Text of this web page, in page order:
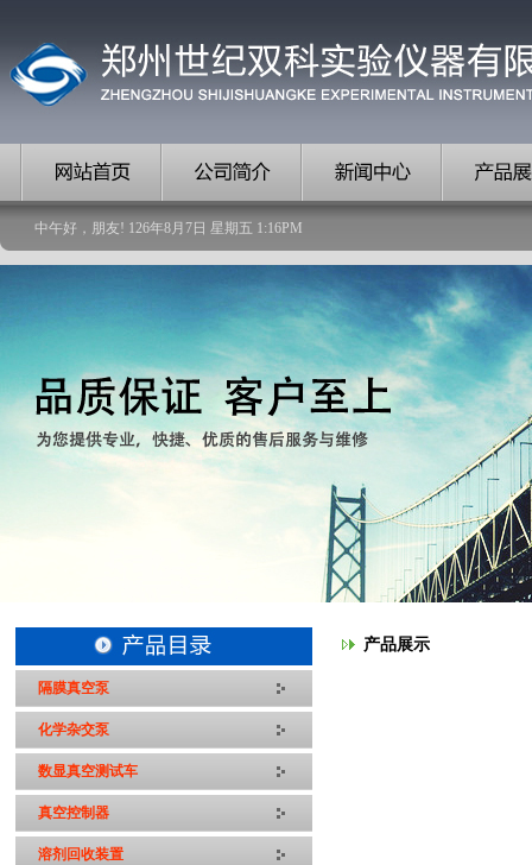
中午好，朋友! 126年8月 7 日 星期五 1:16PM
隔膜真空泵
化学杂交泵
数显真空测试车
真空控制器
溶剂回收装置
产品展示